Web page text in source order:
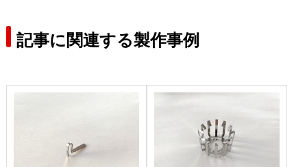
記事に関連する製作事例